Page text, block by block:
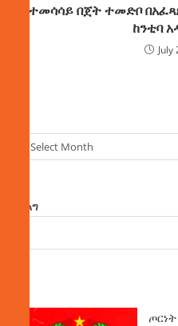
ተመሳሳይ በጀት ተመድቦ
ከንቲባ
July
Select Month
ፈልግ